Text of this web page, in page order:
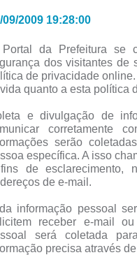
09/2009 19:28:00
da Prefeitura se
dos visitantes de
de privacidade
quanto a esta política
e divulgação de
corretamente
serão
específica. A isso
de esclarecimento,
de e-mail.
informação pessoal
receber e-mail
será coletada
precisa através